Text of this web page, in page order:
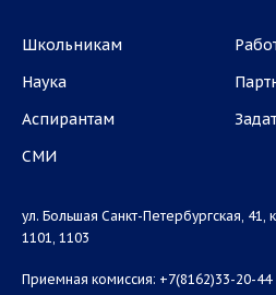
Школьникам
Наука
Аспирантам
СМИ
ул. Большая Санкт-Петербургская, 41,
1101, 1103
Приемная комиссия: +7(8162)33-20-44